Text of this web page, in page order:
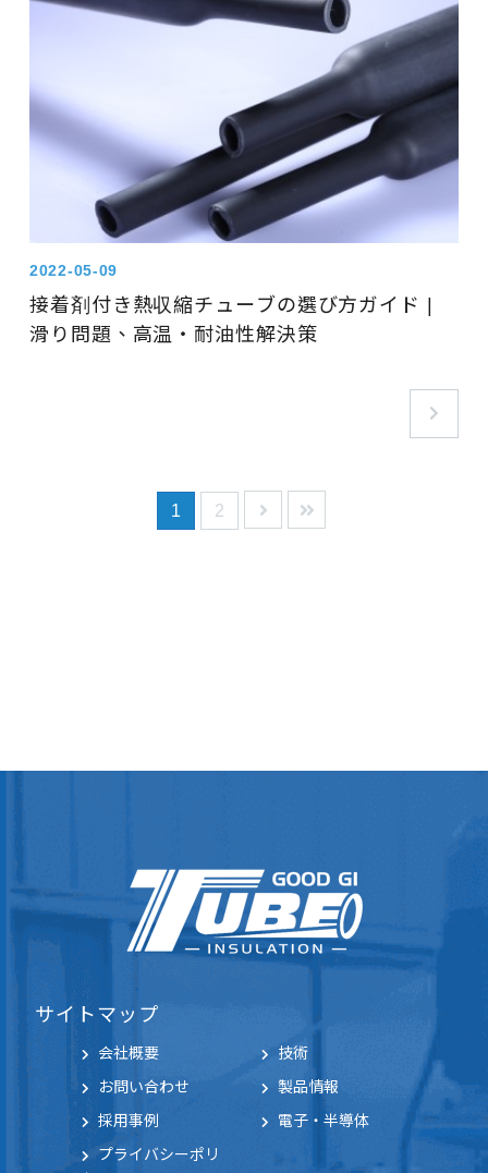
2022-05-09
接着剤付き熱収縮チューブの選び方ガイド |
滑り問題、高温・耐油性解決策
1 2
サイトマップ
会社概要
技術
お問い合わせ
製品情報
採用事例
電子・半導体
プライバシーポリ